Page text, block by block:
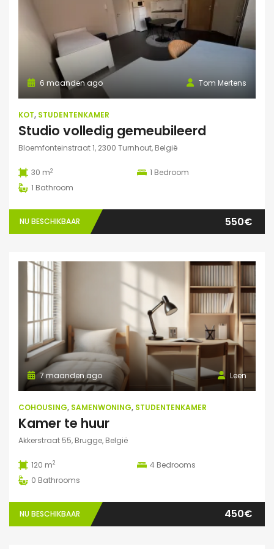
Tom Mertens
6 maanden ago
KOT, STUDENTENKAMER
Studio volledig gemeubileerd
Bloemfonteinstraat 1, 2300 Turnhout, België
30 m2 1 Bedroom
1 Bathroom
NU BESCHIKBAAR 550€
Leen
7 maanden ago
COHOUSING, SAMENWONING, STUDENTENKAMER
Kamer te huur
Akkerstraat 55, Brugge, België
120 m2 4 Bedrooms
0 Bathrooms
NU BESCHIKBAAR 450€